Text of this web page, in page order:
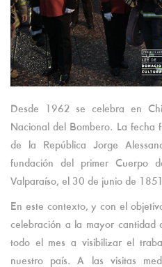
Desde 1962 se celebra en
Nacional del Bombero. La fecha
de la República Jorge
fundación del primer Cuerpo
Valparaíso, el 30 de junio de
En este contexto, y con el
celebración a la mayor cantidad
todo el mes a visibilizar el
nuestro país. A las visitas